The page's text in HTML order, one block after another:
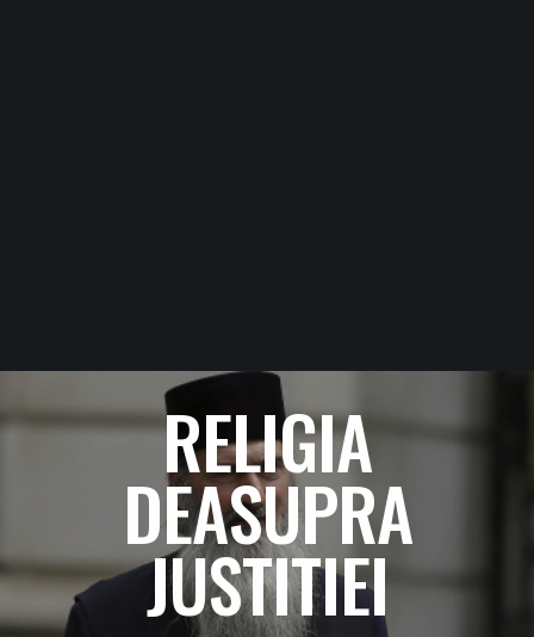
RELIGIA
DEASUPRA
JUSTITIEI